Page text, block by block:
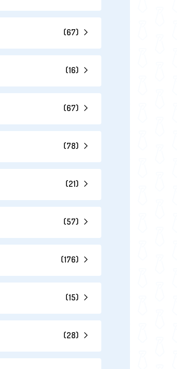
(67)
(16)
(67)
(78)
(21)
(57)
(176)
(15)
(28)